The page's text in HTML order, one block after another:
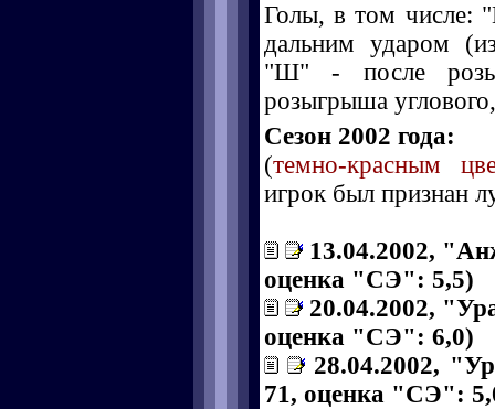
Голы, в том числе:
дальним ударом
"Ш" - после
розыгрыша
Сезон 2002 года:
(темно-красным
игрок был признан
13.04.2002,
оценка "СЭ": 5,5)
20.04.2002,
оценка "СЭ": 6,0)
28.04.2002,
71, оценка "СЭ":